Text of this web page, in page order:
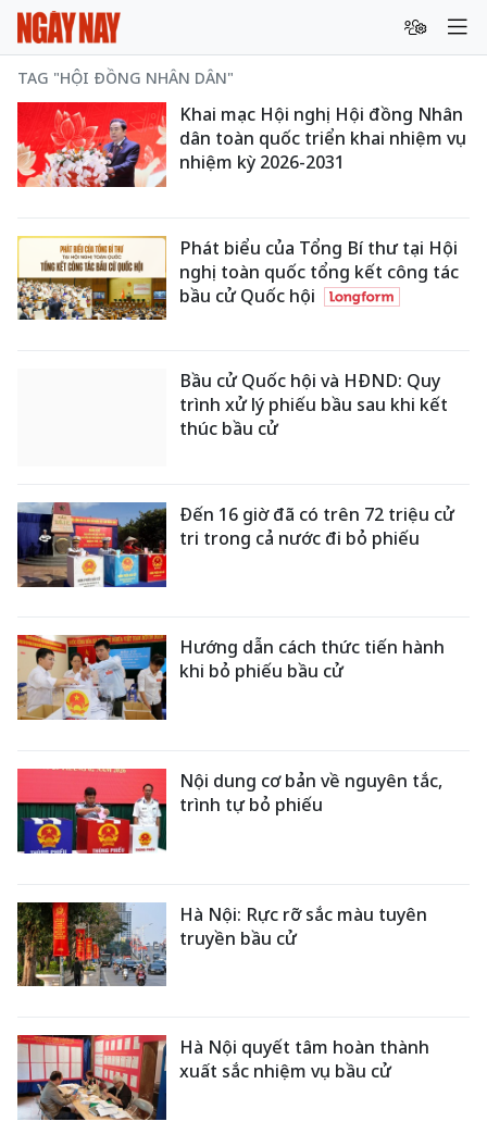
TAG "HỘI ĐỒNG NHÂN DÂN"
Khai mạc Hội nghị Hội đồng Nhân
dân toàn quốc triển khai nhiệm vụ
nhiệm kỳ 2026-2031
Phát biểu của Tổng Bí thư tại Hội
nghị toàn quốc tổng kết công tác
bầu cử Quốc hội
Bầu cử Quốc hội và HĐND: Quy
trình xử lý phiếu bầu sau khi kết
thúc bầu cử
Đến 16 giờ đã có trên 72 triệu cử
tri trong cả nước đi bỏ phiếu
Hướng dẫn cách thức tiến hành
khi bỏ phiếu bầu cử
Nội dung cơ bản về nguyên tắc,
trình tự bỏ phiếu
Hà Nội: Rực rỡ sắc màu tuyên
truyền bầu cử
Hà Nội quyết tâm hoàn thành
xuất sắc nhiệm vụ bầu cử